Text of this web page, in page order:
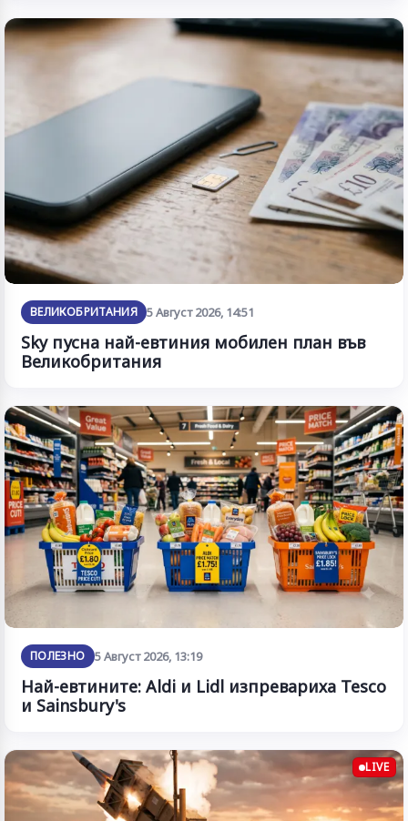
ВЕЛИКОБРИТАНИЯ 5 Август 2026, 14:51
Sky пусна най-евтиния мобилен план във
Великобритания
ПОЛЕЗНО 5 Август 2026, 13:19
Най-евтините: Aldi и Lidl изпревариха Tesco
и Sainsbury's
LIVE